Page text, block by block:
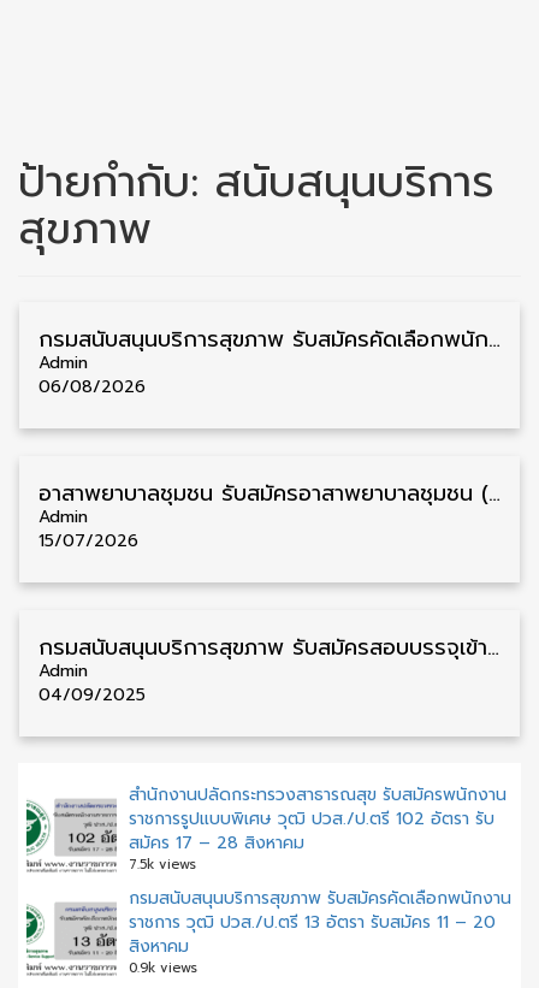
ป้ายกำกับ: สนับสนุนบริการ
สุขภาพ
กรมสนับสนุนบริการสุขภาพ รับสมัครคัดเลือกพนักงานราชการ วุฒิ ปวส./ป.ตรี 13 อัตรา รับสมัคร 11 – 20 สิงหาคม
Admin
06/08/2026
อาสาพยาบาลชุมชน รับสมัครอาสาพยาบาลชุมชน (อสพ.) ประจำปี 2569 วุฒิ ป.ตรี ทั่วประเทศ 7,256 อัตรา รับสมัคร 15 – 31 กรกฎาคม
Admin
15/07/2026
กรมสนับสนุนบริการสุขภาพ รับสมัครสอบบรรจุเข้ารับราชการ วุฒิ ปวส./ป.ตรี 21 อัตรา รับสมัคร 17 กันยายน – 9 ตุลาคม
Admin
04/09/2025
สำนักงานปลัดกระทรวงสาธารณสุข รับสมัครพนักงาน
ราชการรูปแบบพิเศษ วุฒิ ปวส./ป.ตรี 102 อัตรา รับ
สมัคร 17 – 28 สิงหาคม
7.5k views
กรมสนับสนุนบริการสุขภาพ รับสมัครคัดเลือกพนักงาน
ราชการ วุฒิ ปวส./ป.ตรี 13 อัตรา รับสมัคร 11 – 20
สิงหาคม
0.9k views